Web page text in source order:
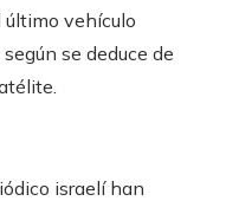
vehículo
se deduce de
israelí han